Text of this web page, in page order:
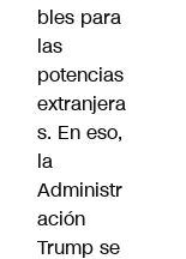
bles para
las
potencias
extranjera
s. En eso,
la
Administr
ación
Trump se